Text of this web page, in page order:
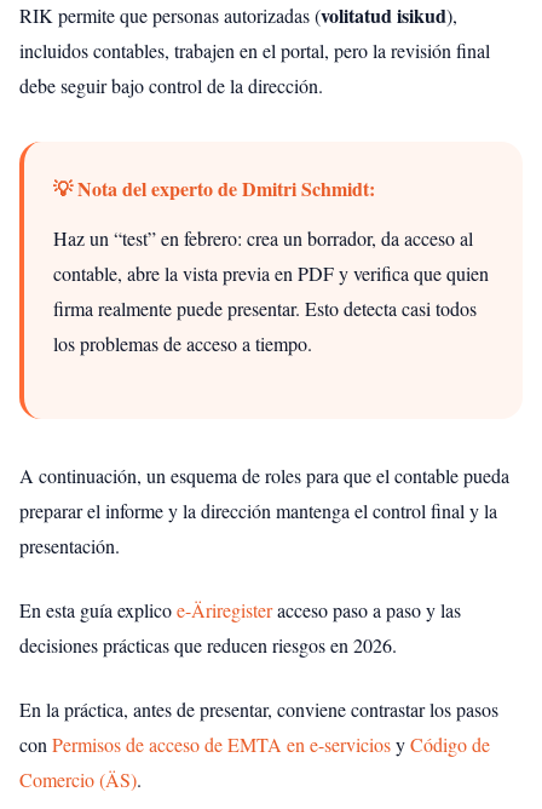
RIK permite que personas autorizadas (volitatud isikud),
incluidos contables, trabajen en el portal, pero la revisión final
debe seguir bajo control de la dirección.
💡 Nota del experto de Dmitri Schmidt:
Haz un “test” en febrero: crea un borrador, da acceso al
contable, abre la vista previa en PDF y verifica que quien
firma realmente puede presentar. Esto detecta casi todos
los problemas de acceso a tiempo.
A continuación, un esquema de roles para que el contable pueda
preparar el informe y la dirección mantenga el control final y la
presentación.
En esta guía explicoe-Äriregisteracceso paso a paso y las
decisiones prácticas que reducen riesgos en 2026.
En la práctica, antes de presentar, conviene contrastar los pasos
conPermisos de acceso de EMTA en e-serviciosyCódigo de
Comercio (ÄS).